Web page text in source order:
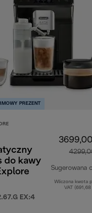
PREZENT
do kawy
EX:4
Sugerowana
Wliczona kwota
VAT (691,68